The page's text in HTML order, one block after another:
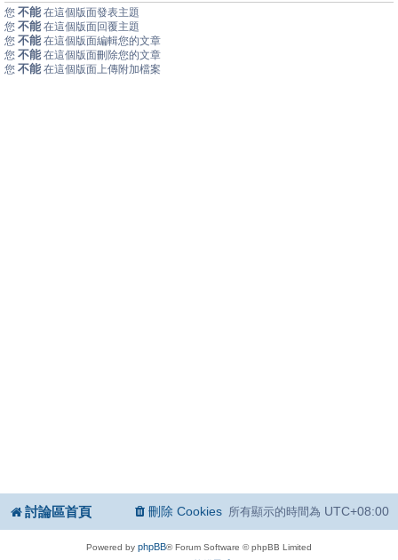
您 不能 在這個版面發表主題
您 不能 在這個版面回覆主題
您 不能 在這個版面編輯您的文章
您 不能 在這個版面刪除您的文章
您 不能 在這個版面上傳附加檔案
討論區首頁 所有顯示的時間為 UTC+08:00
刪除 Cookies
Powered by phpBB® Forum Software © phpBB Limited